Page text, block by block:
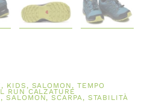
, KIDS , SALOMON , TEMPO
RUN CALZATURE
, SALOMON,SCARPA, STABILITÀ